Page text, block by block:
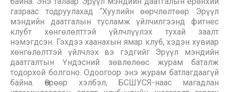
газраас тодруулахад “Хуулийн өөрчлөлтөөр Эрүүл
мэндийн даатгалын тусламж үйлчилгээнд фитнес
клубт хөнгөлөлттэй үйлчлүүлэх тухай заалт
нэмэгдсэн. Гэхдээ хаанахын ямар клуб, хэдэн хувиар
хөнгөлөлттэй үйлчлэх вэ гэдгийг Эрүүл мэндийн
даатгалтын Үндэсний зөвлөлөөс журам баталж
тодорхой болгоно. Одоогоор энэ журам батлагдаагүй
байна. Өөрөөр хэлбэл, БСШУСЯ-наас магадлан